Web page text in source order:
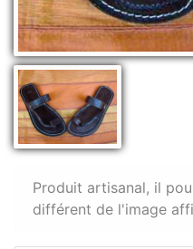
Produit artisanal, il
différent de l'image